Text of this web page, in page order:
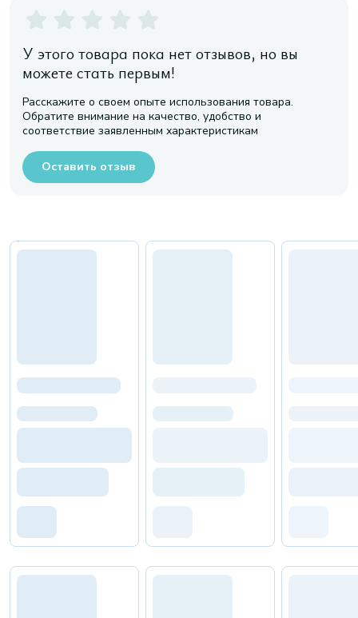
У этого товара пока нет отзывов, но вы
можете стать первым!
Расскажите о своем опыте использования товара.
Обратите внимание на качество, удобство и
соответствие заявленным характеристикам
Оставить отзыв